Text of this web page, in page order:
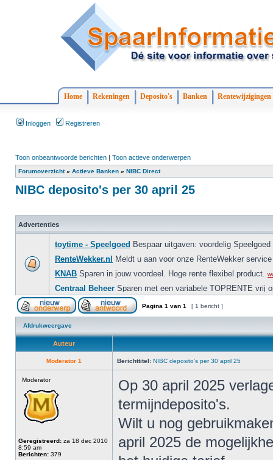
Home Rekeningen Deposito's Banken Rentewijzigingen
Inloggen Registreren
Toon onbeantwoorde berichten | Toon actieve onderwerpen
Forumoverzicht» Actieve Banken » NIBC Direct
NIBC deposito's per 30 april 25
Advertenties
Pagina 1 van 1 [ 1 bericht ]
Afdrukweergave
Auteur
Moderator 1 Berichttitel: NIBC deposito's per 30 april 25
Moderator
Geregistreerd: za 18 dec 2010
8:59 am
Berichten: 379
Op 30 april 2025
termijndeposito's.
Wilt u nog
april 2025 de